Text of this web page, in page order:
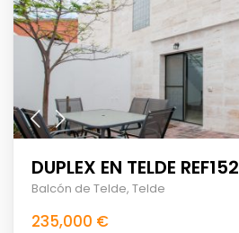
DUPLEX EN TELDE REF152
Balcón de Telde, Telde
235,000 €